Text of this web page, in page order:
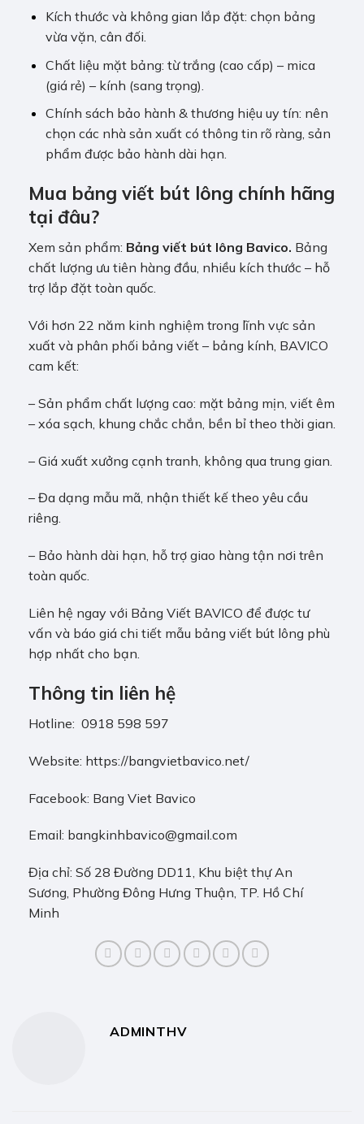
Kích thước và không gian lắp đặt: chọn bảng
vừa vặn, cân đối.
Chất liệu mặt bảng: từ trắng (cao cấp) – mica
(giá rẻ) – kính (sang trọng).
Chính sách bảo hành & thương hiệu uy tín: nên
chọn các nhà sản xuất có thông tin rõ ràng, sản
phẩm được bảo hành dài hạn.
Mua bảng viết bút lông chính hãng
tại đâu?
Xem sản phẩm: Bảng viết bút lông Bavico. Bảng
chất lượng ưu tiên hàng đầu, nhiều kích thước – hỗ
trợ lắp đặt toàn quốc.
Với hơn 22 năm kinh nghiệm trong lĩnh vực sản
xuất và phân phối bảng viết – bảng kính, BAVICO
cam kết:
– Sản phẩm chất lượng cao: mặt bảng mịn, viết êm
– xóa sạch, khung chắc chắn, bền bỉ theo thời gian.
– Giá xuất xưởng cạnh tranh, không qua trung gian.
– Đa dạng mẫu mã, nhận thiết kế theo yêu cầu
riêng.
– Bảo hành dài hạn, hỗ trợ giao hàng tận nơi trên
toàn quốc.
Liên hệ ngay với Bảng Viết BAVICO để được tư
vấn và báo giá chi tiết mẫu bảng viết bút lông phù
hợp nhất cho bạn.
Thông tin liên hệ
Hotline: 0918 598 597
Website: https://bangvietbavico.net/
Facebook: Bang Viet Bavico
Email: bangkinhbavico@gmail.com
Địa chỉ: Số 28 Đường DD11, Khu biệt thự An
Sương, Phường Đông Hưng Thuận, TP. Hồ Chí
Minh
ADMINTHV